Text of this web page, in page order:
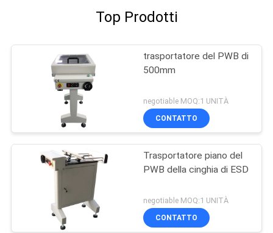
Top Prodotti
trasportatore del PWB di
500mm
negotiable MOQ:1 UNITÀ
CONTATTO
Trasportatore piano del
PWB della cinghia di ESD
negotiable MOQ:1 UNITÀ
CONTATTO